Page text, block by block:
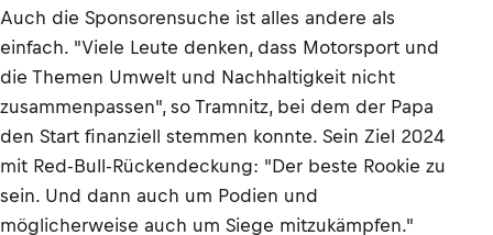
Auch die Sponsorensuche ist alles andere als
einfach. "Viele Leute denken, dass Motorsport und
die Themen Umwelt und Nachhaltigkeit nicht
zusammenpassen", so Tramnitz, bei dem der Papa
den Start finanziell stemmen konnte. Sein Ziel 2024
mit Red-Bull-Rückendeckung: "Der beste Rookie zu
sein. Und dann auch um Podien und
möglicherweise auch um Siege mitzukämpfen."